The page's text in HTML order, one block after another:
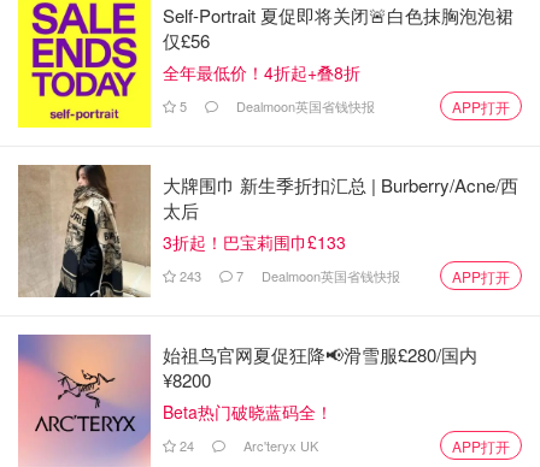
来源：wired.co.ukSelf-Portrait 夏促即将关闭🚨白色抹胸泡泡裙
仅£56
全年最低价！4折起+叠8折
5 Dealmoon英国省钱快报 APP打开
大牌围巾 新生季折扣汇总 | Burberry/Acne/西
太后
3折起！巴宝莉围巾£133
243 7 Dealmoon英国省钱快报 APP打开
始祖鸟官网夏促狂降📢滑雪服£280/国内
¥8200
Beta热门破晓蓝码全！
24 Arc'teryx UK APP打开